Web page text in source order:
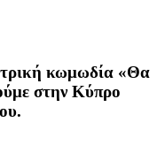
κωμωδία «Θα
στην Κύπρο